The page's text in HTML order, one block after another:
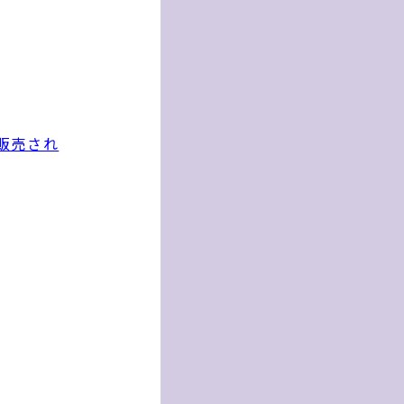
売され